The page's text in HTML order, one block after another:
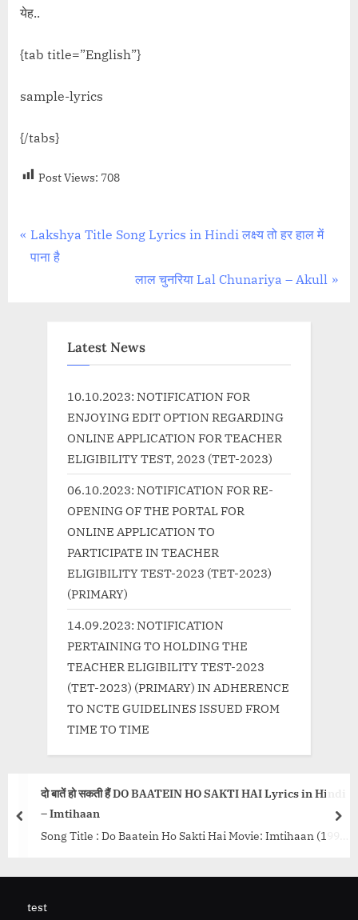
येह..
{tab title=”English”}
sample-lyrics
{/tabs}
Post Views: 708
Post
navigation
P
r
Lakshya Title Song Lyrics in Hindi लक्ष्य तो हर हाल में
पाना है
N
t
o
s
t
:
लाल चुनरिया Lal Chunariya – Akull
Latest News
10.10.2023: NOTIFICATION FOR
ENJOYING EDIT OPTION REGARDING
ONLINE APPLICATION FOR TEACHER
ELIGIBILITY TEST, 2023 (TET-2023)
06.10.2023: NOTIFICATION FOR RE-
OPENING OF THE PORTAL FOR
ONLINE APPLICATION TO
PARTICIPATE IN TEACHER
ELIGIBILITY TEST-2023 (TET-2023)
(PRIMARY)
14.09.2023: NOTIFICATION
PERTAINING TO HOLDING THE
TEACHER ELIGIBILITY TEST-2023
(TET-2023) (PRIMARY) IN ADHERENCE
TO NCTE GUIDELINES ISSUED FROM
TIME TO TIME
दो बातें हो सकती हैं DO BAATEIN HO SAKTI HAI Lyrics in Hindi
– Imtihaan
Song Title : Do Baatein Ho Sakti Hai Movie: Imtihaan (1994)
Malik...<p class="more-link-wrap"><a
4%a6%e0%a5%8b-
prev
test